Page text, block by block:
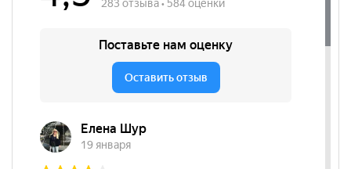
Декоративные
нет
OTHERLIFE
Комната
Гостиная